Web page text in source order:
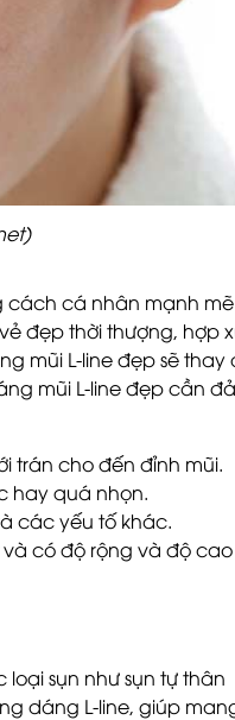
cách cá nhân mạnh
đẹp thời thượng, hợp
mũi L-line đẹp sẽ thay
mũi L-line đẹp cần
trán cho đến đỉnh mũi.
hay quá nhọn.
các yếu tố khác.
có độ rộng và độ
sụn như sụn tự thân
dáng L-line, giúp